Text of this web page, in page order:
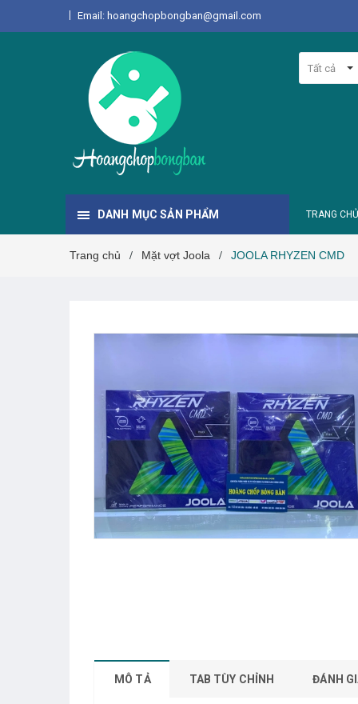
Email: hoangchopbongban@gmail.com
Tất cả
DANH MỤC SẢN PHẨM TRANG CHỦ
Trang chủ / Mặt vợt Joola / JOOLA RHYZEN CMD
MÔ TẢ TAB TÙY CHỈNH ĐÁNH